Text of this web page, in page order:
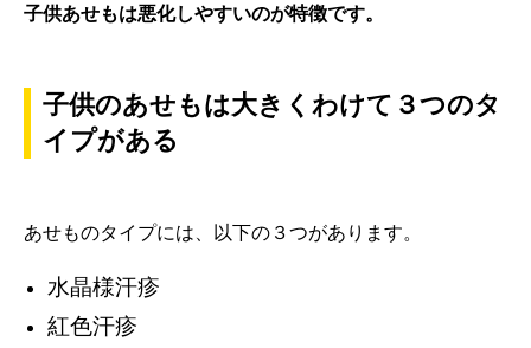
子供あせもは悪化しやすいのが特徴です。
子供のあせもは大きくわけて３つのタ
イプがある
あせものタイプには、以下の３つがあります。
水晶様汗疹
紅色汗疹